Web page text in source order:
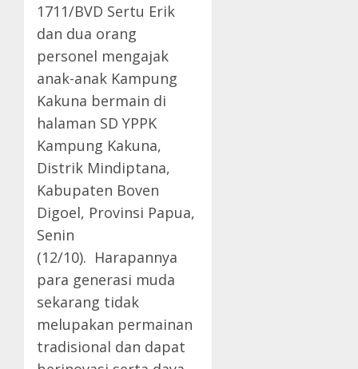
1711/BVD Sertu Erik
dan dua orang
personel mengajak
anak-anak Kampung
Kakuna bermain di
halaman SD YPPK
Kampung Kakuna,
Distrik Mindiptana,
Kabupaten Boven
Digoel, Provinsi Papua,
Senin
(12/10). Harapannya
para generasi muda
sekarang tidak
melupakan permainan
tradisional dan dapat